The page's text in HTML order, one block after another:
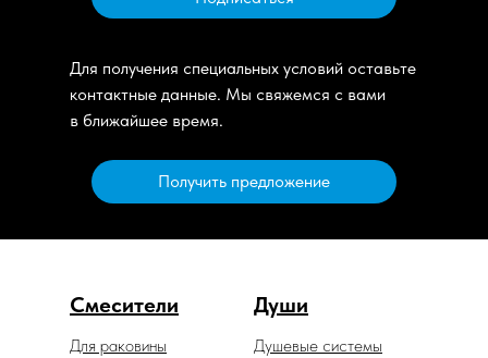
Для получения специальных условий оставьте
контактные данные. Мы свяжемся с вами
в ближайшее время.
Получить предложение
Смесители Души
Душевые системы
Для раковины